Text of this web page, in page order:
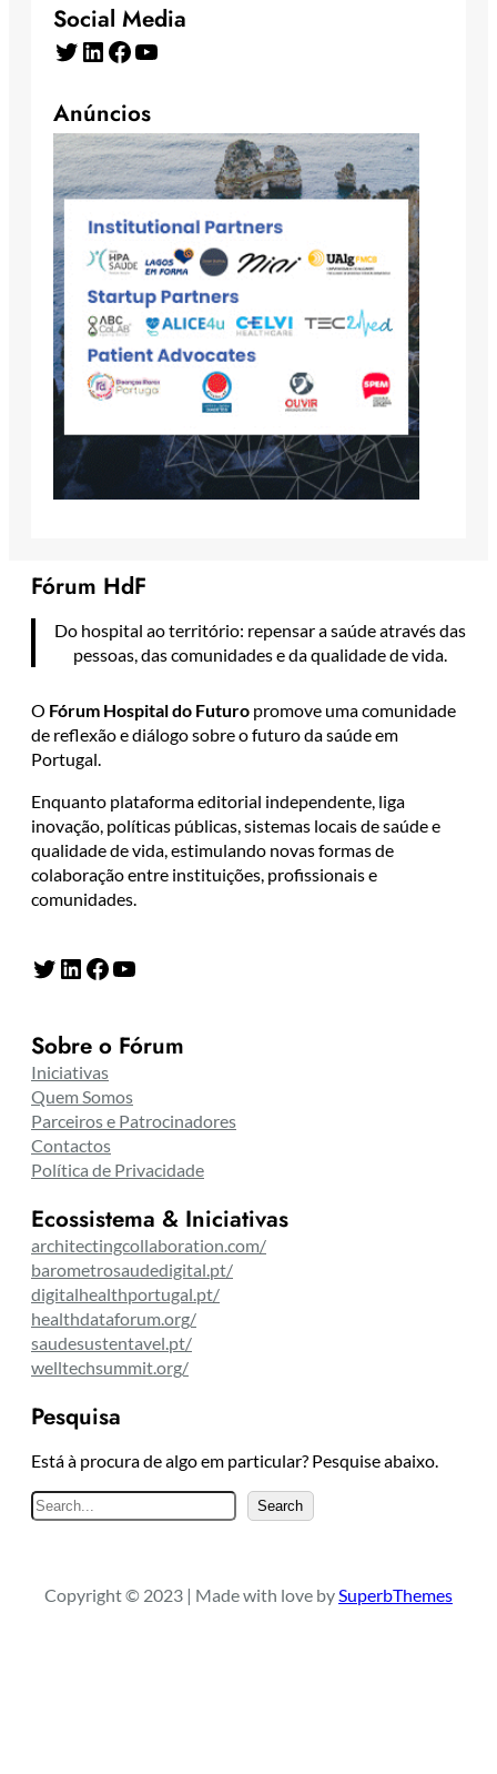
Social Media
Twitter LinkedIn Facebook YouTube
Anúncios
Fórum HdF
Do hospital ao território: repensar a saúde através das
pessoas, das comunidades e da qualidade de vida.
O Fórum Hospital do Futuro promove uma comunidade
de reflexão e diálogo sobre o futuro da saúde em
Portugal.
Enquanto plataforma editorial independente, liga
inovação, políticas públicas, sistemas locais de saúde e
qualidade de vida, estimulando novas formas de
colaboração entre instituições, profissionais e
comunidades.
Twitter LinkedIn Facebook YouTube
Sobre o Fórum
Iniciativas
Quem Somos
Parceiros e Patrocinadores
Contactos
Política de Privacidade
Ecossistema & Iniciativas
architectingcollaboration.com/
barometrosaudedigital.pt/
digitalhealthportugal.pt/
healthdataforum.org/
saudesustentavel.pt/
welltechsummit.org/
Pesquisa
Está à procura de algo em particular? Pesquise abaixo.
e
u
Search
Copyright © 2023 | Made with love bySuperbThemes